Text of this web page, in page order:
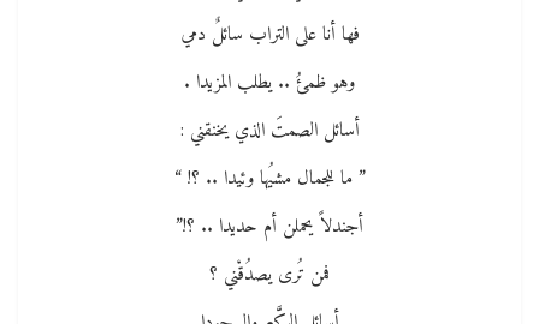
فها أنا على التراب سائلٌ دمي
وهو ظمئُ .. يطلب المزيدا .
أسائل الصمتَ الذي يخنقني :
” ما للجمال مشيُها وئيدا .. ؟! “
أجندلاً يحملن أم حديدا .. ؟!”
فمن تُرى يصدُقْني ؟